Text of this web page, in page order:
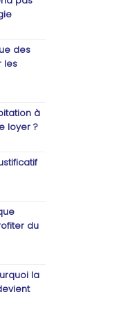
des
les
à
loyer ?
du
la